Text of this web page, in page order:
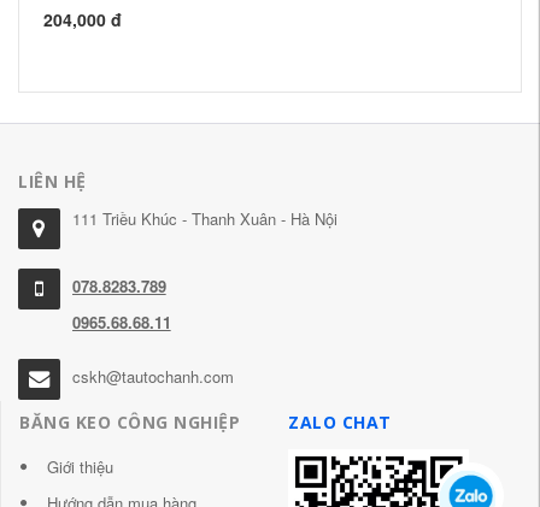
204,000 đ
LIÊN HỆ
111 Triều Khúc - Thanh Xuân - Hà Nội
078.8283.789
0965.68.68.11
cskh@tautochanh.com
BĂNG KEO CÔNG NGHIỆP
Giới thiệu
Hướng dẫn mua hàng
ZALO CHAT